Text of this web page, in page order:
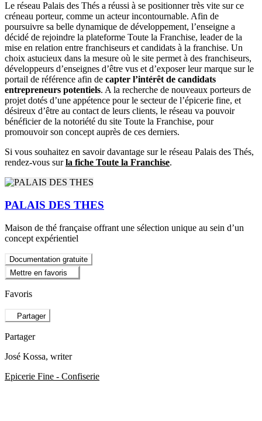
Le réseau Palais des Thés a réussi à se positionner très vite sur ce
créneau porteur, comme un acteur incontournable. Afin de
poursuivre sa belle dynamique de développement, l’enseigne a
décidé de rejoindre la plateforme Toute la Franchise, leader de la
mise en relation entre franchiseurs et candidats à la franchise. Un
choix astucieux dans la mesure où le site permet à des franchiseurs,
développeurs d’enseignes d’être vus et d’exposer leur marque sur le
portail de référence afin de capter l’intérêt de candidats
entrepreneurs potentiels. A la recherche de nouveaux porteurs de
projet dotés d’une appétence pour le secteur de l’épicerie fine, et
désireux d’être au contact de leurs clients, le réseau va pouvoir
bénéficier de la notoriété du site Toute la Franchise, pour
promouvoir son concept auprès de ces derniers.
Si vous souhaitez en savoir davantage sur le réseau Palais des Thés,
rendez-vous surla fiche Toute la Franchise.
PALAIS DES THES
Maison de thé française offrant une sélection unique au sein d’un
concept expérientiel
Documentation gratuite
Mettre en favoris
Favoris
Partager
Partager
José Kossa, writer
Epicerie Fine - Confiserie